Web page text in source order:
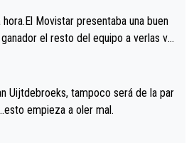
Movistar presentaba una buen
el resto del equipo a verlas ve
la mejoría de Enric Más en San Seb
sigue la mejoría, podríamos ten
Uijtdebroeks, tampoco será de la par
empieza a oler mal.